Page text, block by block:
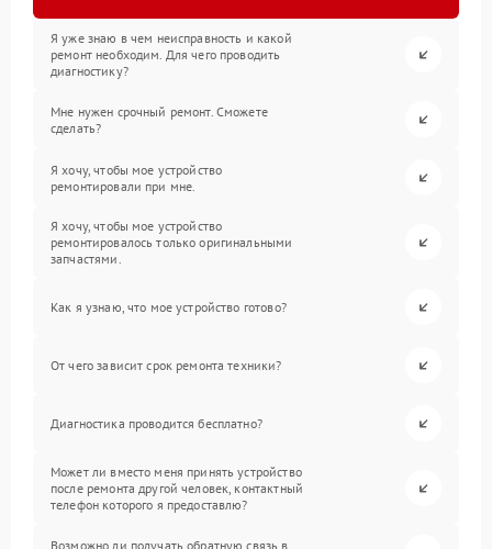
Я уже знаю в чем неисправность и какой
ремонт необходим. Для чего проводить
диагностику?
Мне нужен срочный ремонт. Сможете
сделать?
Я хочу, чтобы мое устройство
ремонтировали при мне.
Я хочу, чтобы мое устройство
ремонтировалось только оригинальными
запчастями.
Как я узнаю, что мое устройство готово?
От чего зависит срок ремонта техники?
Диагностика проводится бесплатно?
Может ли вместо меня принять устройство
после ремонта другой человек, контактный
телефон которого я предоставлю?
Возможно ли получать обратную связь в